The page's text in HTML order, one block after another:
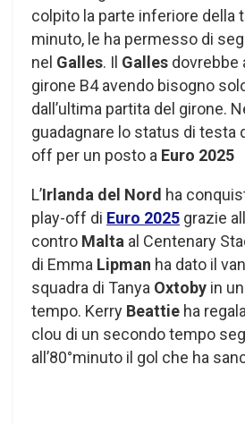
colpito la parte inferiore della
minuto, le ha permesso di
nel Galles. Il Galles dovrebbe
girone B4 avendo bisogno
dall’ultima partita del girone.
guadagnare lo status di testa
off per un posto a Euro 2025
L’Irlanda del Nord ha
play-off di Euro 2025 grazie
contro Malta al Centenary
di Emma Lipman ha dato il
squadra di Tanya Oxtoby in
tempo. Kerry Beattie ha
clou di un secondo tempo
all’80°minuto il gol che ha